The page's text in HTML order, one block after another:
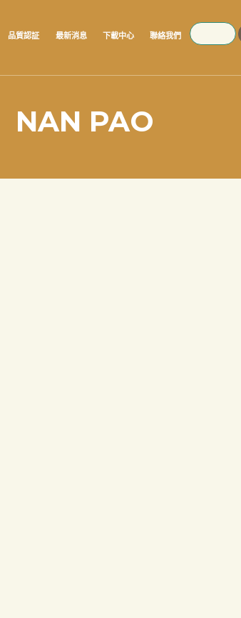
品質認証 最新消息 下載中心 聯絡我們
SEARCH
NAN PAO